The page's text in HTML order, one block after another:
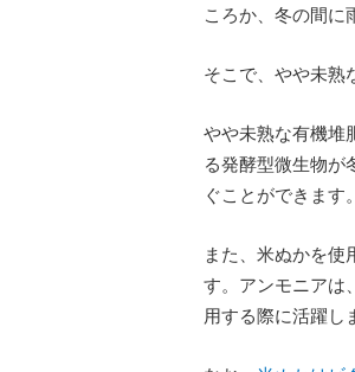
ころか、冬の間に
そこで、やや未熟
やや未熟な有機堆
る発酵型微生物が
ぐことができます。
また、米ぬかを使
す。アンモニアは
用する際に活躍し